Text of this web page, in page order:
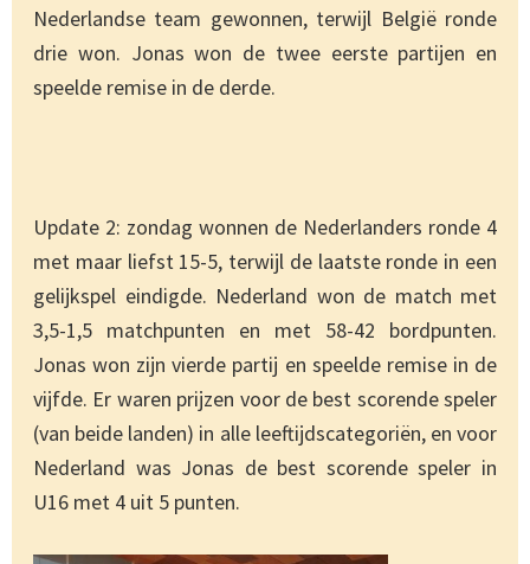
Nederlandse team gewonnen, terwijl België ronde
drie won. Jonas won de twee eerste partijen en
speelde remise in de derde.
Update 2: zondag wonnen de Nederlanders ronde 4
met maar liefst 15-5, terwijl de laatste ronde in een
gelijkspel eindigde. Nederland won de match met
3,5-1,5 matchpunten en met 58-42 bordpunten.
Jonas won zijn vierde partij en speelde remise in de
vijfde. Er waren prijzen voor de best scorende speler
(van beide landen) in alle leeftijdscategoriën, en voor
Nederland was Jonas de best scorende speler in
U16 met 4 uit 5 punten.